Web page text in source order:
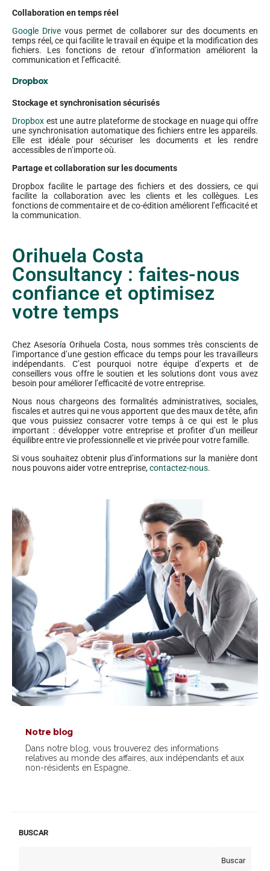
Collaboration en temps réel
Google Drive vous permet de collaborer sur des documents en
temps réel, ce qui facilite le travail en équipe et la modification des
fichiers. Les fonctions de retour d’information améliorent la
communication et l’efficacité.
Dropbox
Stockage et synchronisation sécurisés
Dropbox est une autre plateforme de stockage en nuage qui offre
une synchronisation automatique des fichiers entre les appareils.
Elle est idéale pour sécuriser les documents et les rendre
accessibles de n’importe où.
Partage et collaboration sur les documents
Dropbox facilite le partage des fichiers et des dossiers, ce qui
facilite la collaboration avec les clients et les collègues. Les
fonctions de commentaire et de co-édition améliorent l’efficacité et
la communication.
Orihuela Costa
Consultancy : faites-nous
confiance et optimisez
votre temps
Chez Asesoría Orihuela Costa, nous sommes très conscients de
l’importance d’une gestion efficace du temps pour les travailleurs
indépendants. C’est pourquoi notre équipe d’experts et de
conseillers vous offre le soutien et les solutions dont vous avez
besoin pour améliorer l’efficacité de votre entreprise.
Nous nous chargeons des formalités administratives, sociales,
fiscales et autres qui ne vous apportent que des maux de tête, afin
que vous puissiez consacrer votre temps à ce qui est le plus
important : développer votre entreprise et profiter d’un meilleur
équilibre entre vie professionnelle et vie privée pour votre famille.
Si vous souhaitez obtenir plus d’informations sur la manière dont
nous pouvons aider votre entreprise,contactez-nous.
Notre blog
Dans notre blog, vous trouverez des informations
relatives au monde des affaires, aux indépendants et aux
non-résidents en Espagne..
BUSCAR
Buscar